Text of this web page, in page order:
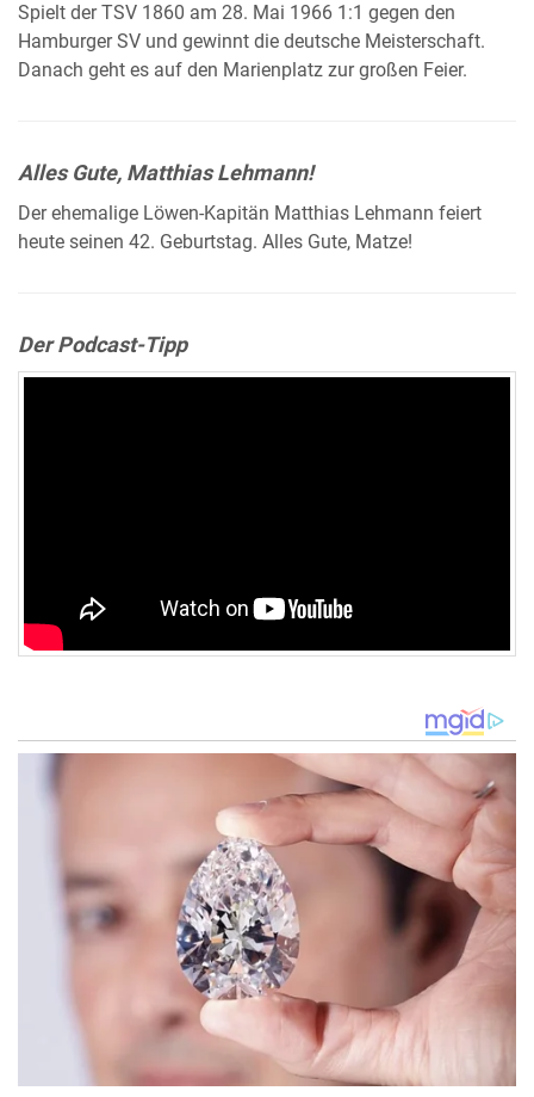
Spielt der TSV 1860 am 28. Mai 1966 1:1 gegen den
Hamburger SV und gewinnt die deutsche Meisterschaft.
Danach geht es auf den Marienplatz zur großen Feier.
Alles Gute, Matthias Lehmann!
Der ehemalige Löwen-Kapitän Matthias Lehmann feiert
heute seinen 42. Geburtstag. Alles Gute, Matze!
Der Podcast-Tipp